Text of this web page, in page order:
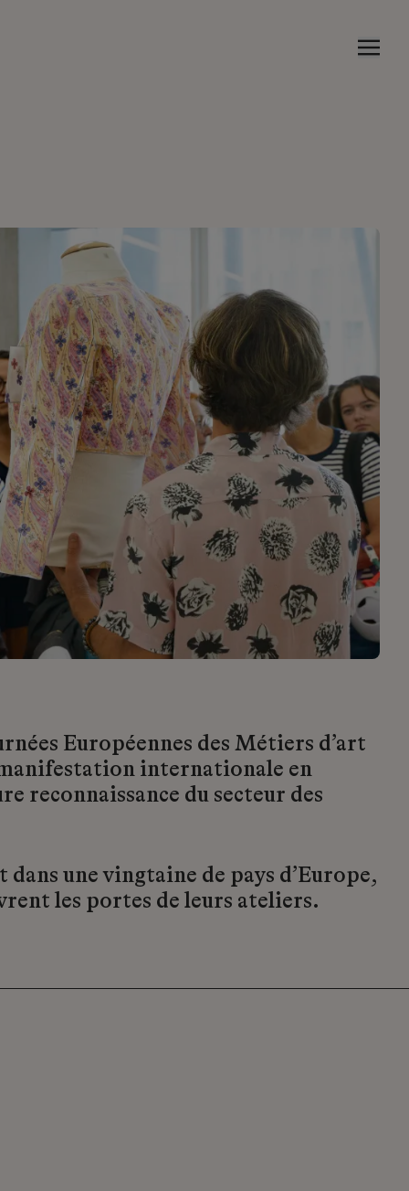
Européennes des Métiers d’art
internationale en
reconnaissance du secteur des
une vingtaine de pays d’Europe,
les portes de leurs ateliers.